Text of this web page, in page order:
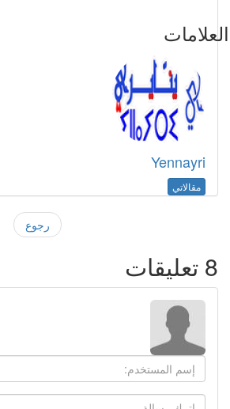
Yennayri
مقالاتي
رجوع
8تعليقات